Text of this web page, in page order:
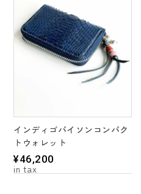
インディゴパイソンコンパク
トウォレット
¥46,200